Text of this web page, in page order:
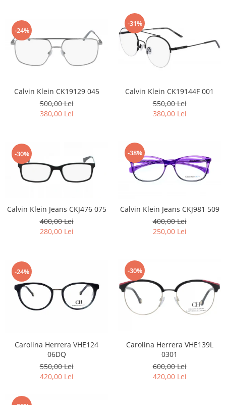
-24%
Calvin Klein CK19129 045
500,00 Lei
380,00 Lei
-31%
Calvin Klein CK19144F 001
550,00 Lei
380,00 Lei
-30%
Calvin Klein Jeans CKJ476 075
400,00 Lei
280,00 Lei
-38%
Calvin Klein Jeans CKJ981 509
400,00 Lei
250,00 Lei
-24%
Carolina Herrera VHE124
06DQ
550,00 Lei
420,00 Lei
-30%
Carolina Herrera VHE139L
0301
600,00 Lei
420,00 Lei